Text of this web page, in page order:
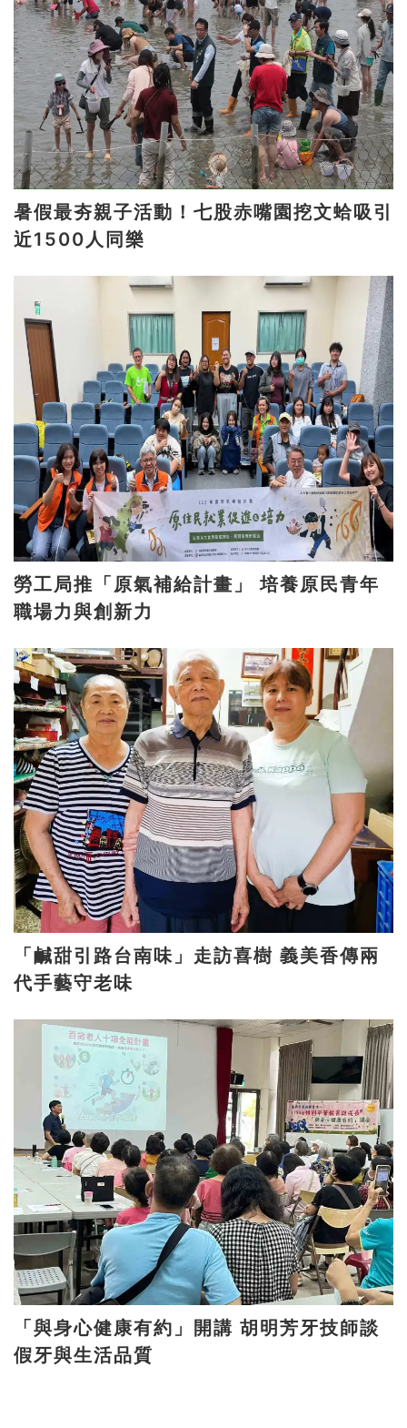
暑假最夯親子活動！七股赤嘴園挖文蛤吸引
近1500人同樂
勞工局推「原氣補給計畫」 培養原民青年
職場力與創新力
「鹹甜引路台南味」走訪喜樹 義美香傳兩
代手藝守老味
「與身心健康有約」開講 胡明芳牙技師談
假牙與生活品質